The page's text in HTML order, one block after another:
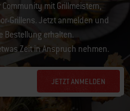
mit Grillmeistern,
Grillens. Jetzt anmelden und
Bestellung erhalten.
Zeit in Anspruch nehmen.
JETZT ANMELDEN